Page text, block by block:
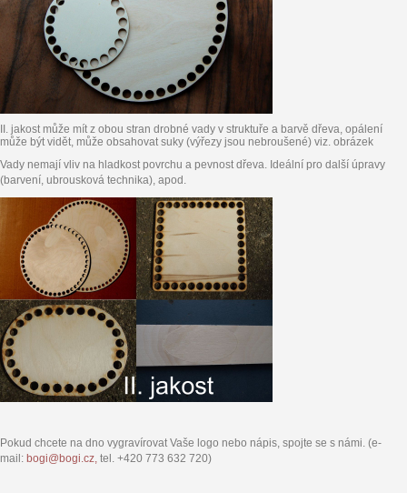
II. jakost může mít z obou stran drobné vady v struktuře a barvě dřeva, opálení
může být vidět, může obsahovat suky (výřezy jsou nebroušené) viz. obrázek
Vady nemají vliv na hladkost povrchu a pevnost dřeva. Ideální pro další úpravy
(barvení, ubrousková technika), apod.
Pokud chcete na dno vygravírovat Vaše logo nebo nápis, spojte se s námi. (e-
mail: bogi@bogi.cz, tel. +420 773 632 720)